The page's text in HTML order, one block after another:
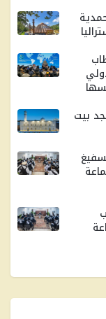
بيت